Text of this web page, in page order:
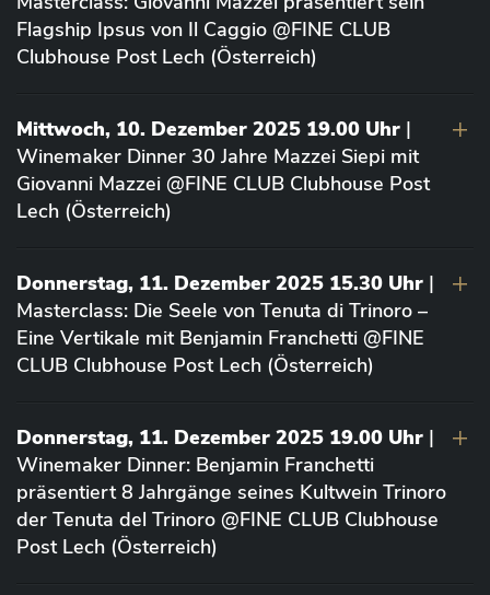
Flagship Ipsus von Il Caggio @FINE CLUB
Clubhouse Post Lech (Österreich)
Mittwoch, 10. Dezember 2025 19.00 Uhr |
Winemaker Dinner 30 Jahre Mazzei Siepi mit
Giovanni Mazzei @FINE CLUB Clubhouse Post
Lech (Österreich)
Donnerstag, 11. Dezember 2025 15.30 Uhr |
Masterclass: Die Seele von Tenuta di Trinoro –
Eine Vertikale mit Benjamin Franchetti @FINE
CLUB Clubhouse Post Lech (Österreich)
Donnerstag, 11. Dezember 2025 19.00 Uhr |
Winemaker Dinner: Benjamin Franchetti
präsentiert 8 Jahrgänge seines Kultwein Trinoro
der Tenuta del Trinoro @FINE CLUB Clubhouse
Post Lech (Österreich)